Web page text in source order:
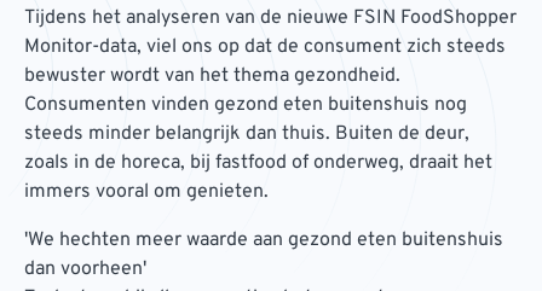
Tijdens het analyseren van de nieuwe FSIN FoodShopper
Monitor-data, viel ons op dat de consument zich steeds
bewuster wordt van het thema gezondheid.
Consumenten vinden gezond eten buitenshuis nog
steeds minder belangrijk dan thuis. Buiten de deur,
zoals in de horeca, bij fastfood of onderweg, draait het
immers vooral om genieten.
'We hechten meer waarde aan gezond eten buitenshuis
dan voorheen'